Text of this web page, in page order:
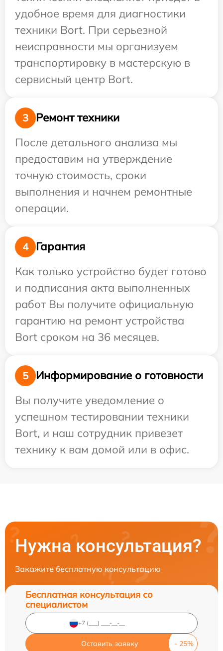
удобное время для диагностики
техники Bort. При серьезной
неисправности мы организуем
транспортировку в мастерскую в
сервисный центр Bort.
3
Ремонт техники
После детального анализа мы
предоставим на утверждение
точную стоимость, сроки
выполнения и начнем ремонтные
операции.
4
Гарантия
Как только устройство будет готово
и подписания акта выполненных
работ Вы получите официальную
гарантию на ремонт устройства
Bort сроком на 36 месяцев.
5
Информирование о готовности
Вы получите уведомление о
успешном тестировании техники
Bort, и наш сотрудник привезет
технику к вам домой или в офис.
Нужна консультация?
Закажите бесплатную консультацию
Бесплатная консультация со
специалистом
Оставить заявку